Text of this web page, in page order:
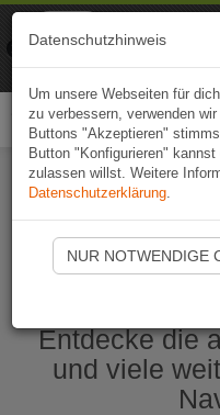
Entdecke die
und viele
Datenschutzhinweis
Um unsere Webseiten für
zu verbessern, verwenden
Buttons "Akzeptieren"
Button "Konfigurieren"
zulassen willst. Weitere
Datenschutzerklärung.
NUR NOTWENDIGE
Naviki